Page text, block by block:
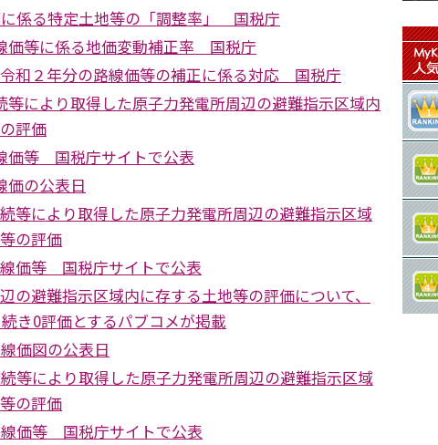
係る特定土地等の「調整率」 国税庁
価等に係る地価変動補正率 国税庁
和２年分の路線価等の補正に係る対応 国税庁
等により取得した原子力発電所周辺の避難指示区域内
評価
価等 国税庁サイトで公表
価の公表日
等により取得した原子力発電所周辺の避難指示区域
の評価
価等 国税庁サイトで公表
の避難指示区域内に存する土地等の評価について、
き0評価とするパブコメが掲載
価図の公表日
等により取得した原子力発電所周辺の避難指示区域
の評価
価等 国税庁サイトで公表